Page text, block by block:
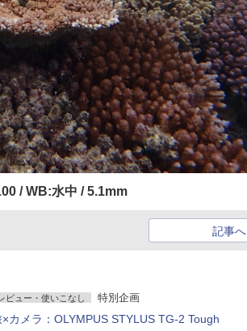
/ WB:水中 / 5.1mm
記事へ
ビュー・使いこなし 特別企画
×カメラ：OLYMPUS STYLUS TG-2 Tough